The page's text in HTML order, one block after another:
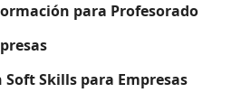
para Profesorado
Skills para Empresas